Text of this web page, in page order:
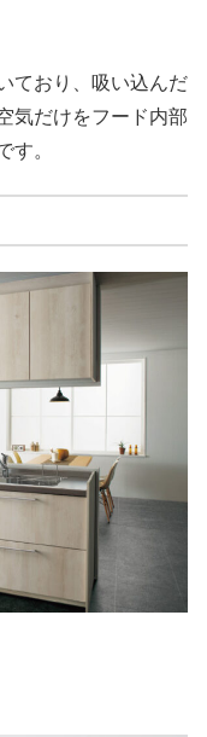
ており、吸い込んだ
気だけをフード内部
す。